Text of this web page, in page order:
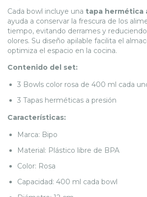
Cada bowl incluye una tapa hermética
ayuda a conservar la frescura de los
tiempo, evitando derrames y
olores. Su diseño apilable facilita el
optimiza el espacio en la cocina.
Contenido del set:
3 Bowls color rosa de 400 ml cada
3 Tapas herméticas a presión
Características:
Marca: Bipo
Material: Plástico libre de BPA
Color: Rosa
Capacidad: 400 ml cada bowl